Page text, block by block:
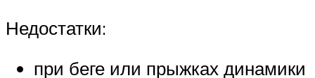
Недостатки:
при беге или прыжках динамики